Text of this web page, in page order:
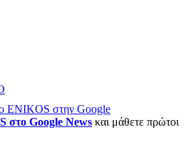
ENIKOS στην Google
στο Google News και μάθετε πρώτοι